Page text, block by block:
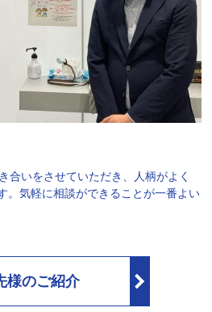
合いをさせていただき、人柄がよく
。気軽に相談ができることが一番よい
様のご紹介